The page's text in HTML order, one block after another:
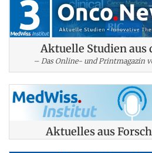
Aktuelle Studien aus
– Das Online- und Printmagazin
Aktuelles aus